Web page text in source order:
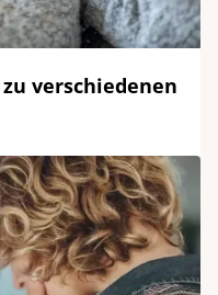
verschiedenen